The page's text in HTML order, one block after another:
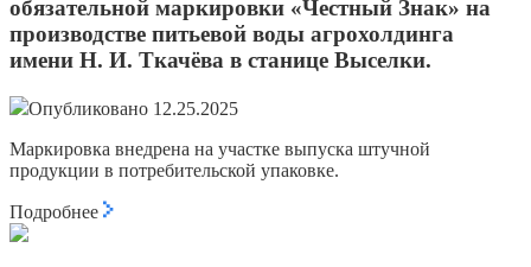
обязательной маркировки «Честный Знак» на
производстве питьевой воды агрохолдинга
имени Н. И. Ткачёва в станице Выселки.
Опубликовано 12.25.2025
Маркировка внедрена на участке выпуска штучной
продукции в потребительской упаковке.
Подробнее